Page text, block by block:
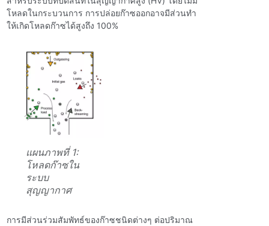
โหลดในกระบวนการ การปล่อยก๊าซออกอาจมีส่วนทํา
ให้เกิดโหลดก๊าซได้สูงถึง 100%
แผนภาพที่ 1:
โหลดก๊าซใน
ระบบ
สุญญากาศ
การมีส่วนร่วมสัมพัทธ์ของก๊าซชนิดต่างๆ ต่อปริมาณ